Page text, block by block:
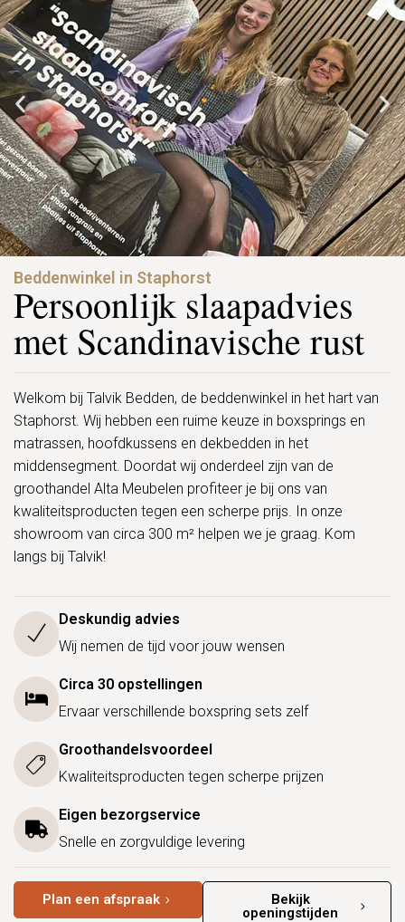
Beddenwinkel in Staphorst
Persoonlijk slaapadvies
met Scandinavische rust
Welkom bij Talvik Bedden, de beddenwinkel in het hart van
Staphorst. Wij hebben een ruime keuze in boxsprings en
matrassen, hoofdkussens en dekbedden in het
middensegment. Doordat wij onderdeel zijn van de
groothandel Alta Meubelen profiteer je bij ons van
kwaliteitsproducten tegen een scherpe prijs. In onze
showroom van circa 300 m² helpen we je graag. Kom
langs bij Talvik!
Deskundig advies
Wij nemen de tijd voor jouw wensen
Circa 30 opstellingen
Ervaar verschillende boxspring sets zelf
Groothandelsvoordeel
Kwaliteitsproducten tegen scherpe prijzen
Eigen bezorgservice
Snelle en zorgvuldige levering
Plan een afspraak
Bekijk
openingstijden